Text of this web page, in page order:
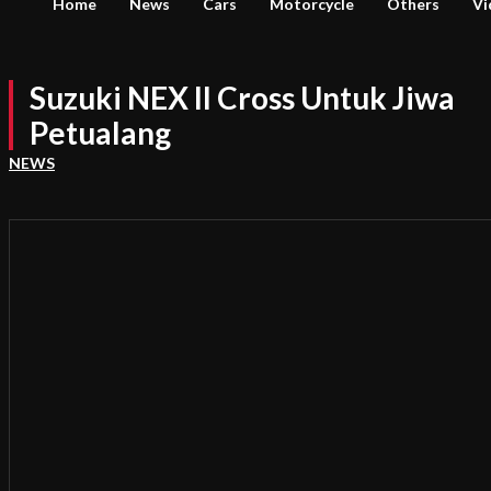
Home News Cars Motorcycle Others
Suzuki NEX II Cross Untuk Jiwa
Petualang
NEWS